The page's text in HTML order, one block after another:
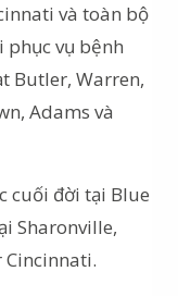
và toàn bộ
phục vụ bệnh
Butler, Warren,
Adams và
cuối đời tại Blue
Sharonville,